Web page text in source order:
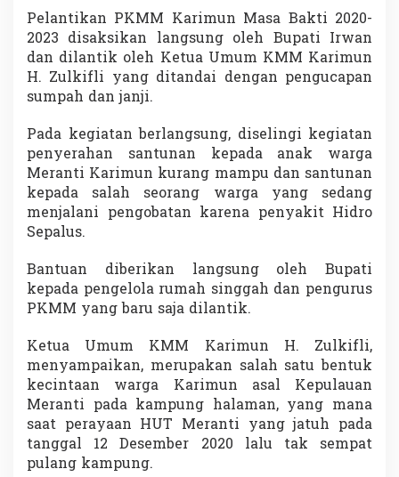
i
k
a
P
M
K
a
b
u
p
e
n
K
m
n
Pelantikan PKMM Karimun Masa Bakti 2020-
2023 disaksikan langsung oleh Bupati Irwan
dan dilantik oleh Ketua Umum KMM Karimun
H. Zulkifli yang ditandai dengan pengucapan
sumpah dan janji.
Pada kegiatan berlangsung, diselingi kegiatan
penyerahan santunan kepada anak warga
Meranti Karimun kurang mampu dan santunan
kepada salah seorang warga yang sedang
menjalani pengobatan karena penyakit Hidro
Sepalus.
Bantuan diberikan langsung oleh Bupati
kepada pengelola rumah singgah dan pengurus
PKMM yang baru saja dilantik.
Ketua Umum KMM Karimun H. Zulkifli,
menyampaikan, merupakan salah satu bentuk
kecintaan warga Karimun asal Kepulauan
Meranti pada kampung halaman, yang mana
saat perayaan HUT Meranti yang jatuh pada
tanggal 12 Desember 2020 lalu tak sempat
pulang kampung.